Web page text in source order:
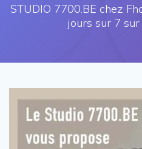
STUDIO 7700.BE chez
jours sur 7